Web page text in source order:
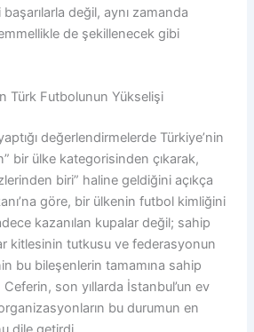
değil, aynı zamanda
de şekillenecek gibi
Türk Futbolunun Yükselişi
değerlendirmelerde Türkiye’nin
bir ülke kategorisinden çıkarak,
biri” haline geldiğini açıkça
göre, bir ülkenin futbol kimliğini
kazanılan kupalar değil; sahip
kitlesinin tutkusu ve federasyonun
bu bileşenlerin tamamına sahip
son yıllarda İstanbul’un ev
bu durumun en